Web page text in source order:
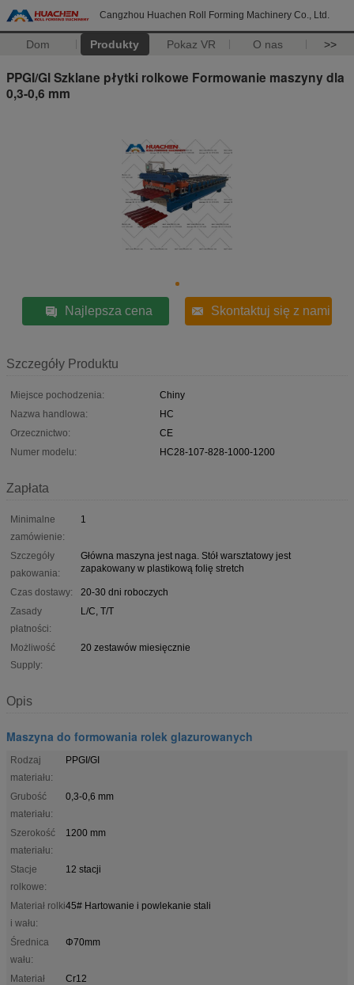
Cangzhou Huachen Roll Forming Machinery Co., Ltd.
Dom Produkty Pokaz VR O nas >>
PPGI/GI Szklane płytki rolkowe Formowanie maszyny dla
0,3-0,6 mm
Najlepsza cena Skontaktuj się z nami
Szczegóły Produktu
Miejsce pochodzenia:
Chiny
Nazwa handlowa:
HC
Orzecznictwo:
CE
Numer modelu:
HC28-107-828-1000-1200
Zapłata
Minimalne
zamówienie:
1
Szczegóły
pakowania:
Główna maszyna jest naga. Stół warsztatowy jest
zapakowany w plastikową folię stretch
Czas dostawy:
20-30 dni roboczych
Zasady
płatności:
L/C, T/T
Możliwość
Supply:
20 zestawów miesięcznie
Opis
Maszyna do formowania rolek glazurowanych
Rodzaj
materiału:
PPGI/GI
Grubość
materiału:
0,3-0,6 mm
Szerokość
materiału:
1200 mm
Stacje
rolkowe:
12 stacji
Materiał rolki
i wału:
45# Hartowanie i powlekanie stali
Średnica
wału:
Φ70mm
Materiał
Cr12